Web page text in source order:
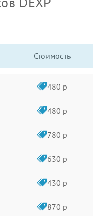
Стоимость
480 р
480 р
780 р
630 р
430 р
870 р